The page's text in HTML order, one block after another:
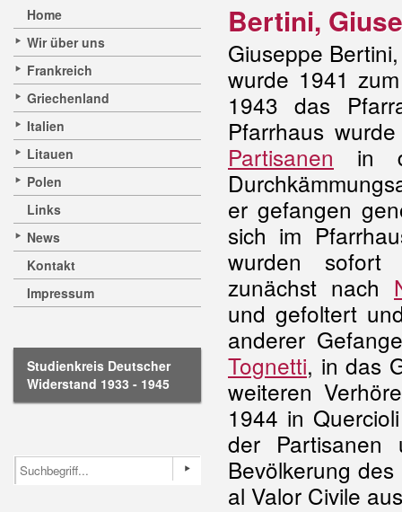
Home
Wir über uns
Frankreich
Griechenland
Italien
Litauen
Polen
Links
News
Kontakt
Impressum
Studienkreis Deutscher
Widerstand 1933 - 1945
Bertini,
Giuseppe
wurde 1941
1943 das
Pfarrhaus
Partisanen in
er gefangen
sich im
wurden sofort
zunächst nach
und gefoltert
anderer
Tognetti, in das
weiteren
1944 in
der Partisanen
Bevölkerung
al Valor Civile